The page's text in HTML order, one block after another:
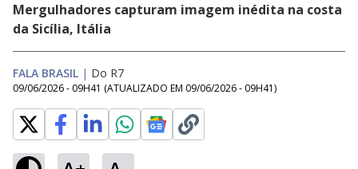
Mergulhadores capturam imagem inédita na costa
da Sicília, Itália
FALA BRASIL | Do R7
09/06/2026 - 09H41 (ATUALIZADO EM 09/06/2026 - 09H41)